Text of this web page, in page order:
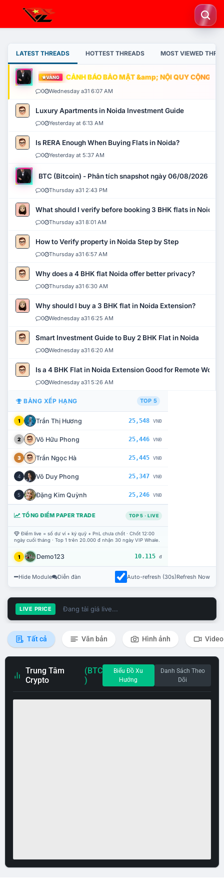
LATEST THREADS HOTTEST THREADS MOST VIEWED
VÀNG CẢNH BÁO BẢO MẬT &amp; NỘI QUY CỘNG
0 Wednesday a31 6:07 AM
Luxury Apartments in Noida Investment Guide
0 Yesterday at 6:13 AM
Is RERA Enough When Buying Flats in Noida?
0 Yesterday at 5:37 AM
BTC (Bitcoin) - Phân tích snapshot ngày 06/08/2026
0 Thursday a31 2:43 PM
What should I verify before booking 3 BHK flats in Noida?
0 Thursday a31 8:01 AM
How to Verify property in Noida Step by Step
0 Thursday a31 6:57 AM
Why does a 4 BHK flat Noida offer better privacy?
0 Thursday a31 6:30 AM
Why should I buy a 3 BHK flat in Noida Extension?
0 Wednesday a31 6:25 AM
Smart Investment Guide to Buy 2 BHK Flat in Noida
0 Wednesday a31 6:20 AM
Is a 4 BHK Flat in Noida Extension Good for Remote Work?
0 Wednesday a31 5:26 AM
BẢNG XẾP HẠNG TOP 5
1 Trần Thị Hương 25,548 VNĐ
2 Võ Hữu Phong 25,446 VNĐ
3 Trần Ngọc Hà 25,445 VNĐ
4 Võ Duy Phong 25,347 VNĐ
5 Đặng Kim Quỳnh 25,246 VNĐ
TỔNG ĐIỂM PAPER TRADE TOP 5 · LIVE
Điểm live = số dư ví + ký quỹ + PnL chưa chốt · Chốt 12:00
ngày cuối tháng · Top 1 trên 20.000 đ nhận 30 ngày VIP Whale.
1 Demo123 10.115 đ
Hide Module Diễn đàn Auto-refresh (30s)Refresh Now
LIVE PRICE Đang tải giá live...
Tất cả Văn bản Hình ảnh Video
Trung Tâm
Crypto
(BTC
)
Biểu Đồ Xu
Hướng
Danh Sách Theo
Dõi